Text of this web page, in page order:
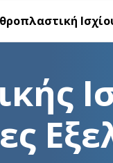
(Γοφού)